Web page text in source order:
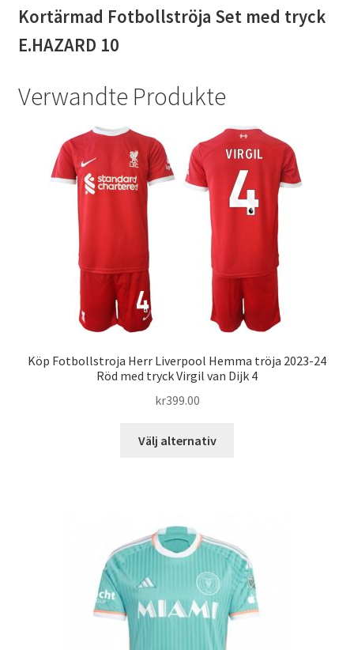
Kortärmad Fotbollströja Set med tryck
E.HAZARD 10
Verwandte Produkte
Köp Fotbollstroja Herr Liverpool Hemma tröja 2023-24
Röd med tryck Virgil van Dijk 4
kr399.00
Välj alternativ
De
olika
alternativen
kan